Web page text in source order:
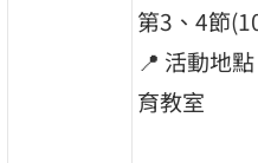
第3、4節
📍 活動地
育教室